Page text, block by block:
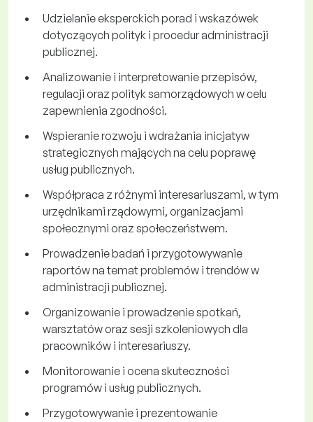
Udzielanie eksperckich porad i wskazówek
dotyczących polityk i procedur administracji
publicznej.
Analizowanie i interpretowanie przepisów,
regulacji oraz polityk samorządowych w celu
zapewnienia zgodności.
Wspieranie rozwoju i wdrażania inicjatyw
strategicznych mających na celu poprawę
usług publicznych.
Współpraca z różnymi interesariuszami, w tym
urzędnikami rządowymi, organizacjami
społecznymi oraz społeczeństwem.
Prowadzenie badań i przygotowywanie
raportów na temat problemów i trendów w
administracji publicznej.
Organizowanie i prowadzenie spotkań,
warsztatów oraz sesji szkoleniowych dla
pracowników i interesariuszy.
Monitorowanie i ocena skuteczności
programów i usług publicznych.
Przygotowywanie i prezentowanie